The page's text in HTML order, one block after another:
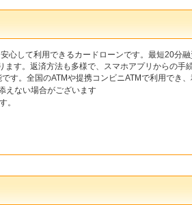
心して利用できるカードローンです。最短20分
ます。返済方法も多様で、スマホアプリからの手
す。全国のATMや提携コンビニATMで利用でき、
えない場合がございます
。